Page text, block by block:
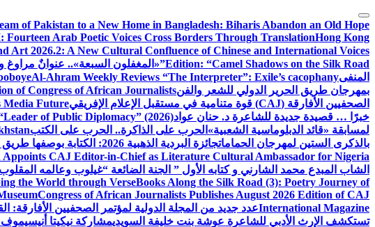
التجاوز
إلى
المحتوى
of Pakistan to a New Home in Bangladesh: Biharis Abandon an Old Hope
Arab Poetic Voices Cross Borders Through TranslationHong Kong
Art 2026.2: A New Cultural Confluence of Chinese and International Voices
Edition: “Camel Shadows on the Silk Road” «المغفلون السبعة».. عنوانٌ مراوغ
المنفىAl-Ahram Weekly Reviews “The Interpreter”: Exile’s cacophany
بمهرجان طريق الحرير الدولي للشعر والفنof Congress of African Journalists
الصحفيين الأفارقة (CAJ) قوة متنامية في مستقبل الإعلام الإفريقي
Media Future
خبرًا … قصيدة جديدة للشاعرة د. حنان عوادof Public Diplomacy” (2026)
لمسابقة «قائد الدبلوماسية الشعبية» الحرب على الذاكرة.. الحرب على الكتب
بالذكرى الستين لمهرجان الحماماتجائزة البردية الذهبية 2026: الكتابة بوصفها طريق الحرير بين الحضارات
Appoints CAJ Editor-in-Chief as Literature Cultural Ambassador for Nigeria
الشاب المبدع محمد الشارني و كتابه الأول ” الجنة الضائعة “غيلوب وعالمه
the World through VerseBooks Along the Silk Road (3): Poetry Journey of
Congress of African Journalists Publishes August 2026 Edition of CAJ
International Magazineعدد جديد من المجلة الدولية لمؤتمر الصحفيين الأفارقة:
تستكشف الإرث الأدبي للشاعرة عوشة بنت خليفة السويديمشاركة نيكيتا